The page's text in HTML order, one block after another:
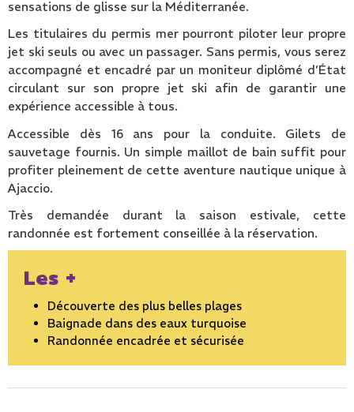
sensations de glisse sur la Méditerranée.
Les titulaires du permis mer pourront piloter leur propre
jet ski seuls ou avec un passager. Sans permis, vous serez
accompagné et encadré par un moniteur diplômé d’État
circulant sur son propre jet ski afin de garantir une
expérience accessible à tous.
Accessible dès 16 ans pour la conduite. Gilets de
sauvetage fournis. Un simple maillot de bain suffit pour
profiter pleinement de cette aventure nautique unique à
Ajaccio.
Très demandée durant la saison estivale, cette
randonnée est fortement conseillée à la réservation.
Les +
Découverte des plus belles plages
Baignade dans des eaux turquoise
Randonnée encadrée et sécurisée